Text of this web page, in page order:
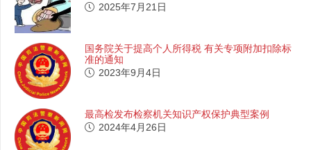
2025年7月21日
国务院关于提高个人所得税 有关专项附加扣除标
准的通知
2023年9月4日
最高检发布检察机关知识产权保护典型案例
2024年4月26日